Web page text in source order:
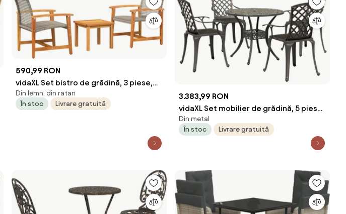
590,99 RON
vidaXL Set bistro de grădină, 3 piese,
gri, poliratan și lemn acacia
Din lemn, din ratan
În stoc
Livrare gratuită
3.383,99 RON
vidaXL Set mobilier de grădină, 5 piese,
bronz, aluminiu turnat
Din metal
În stoc
Livrare gratuită